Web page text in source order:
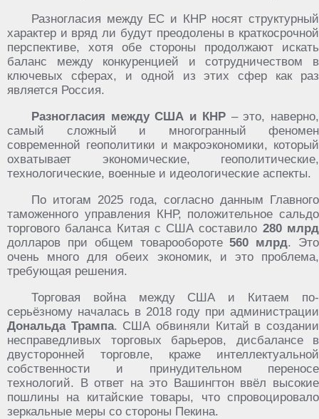
Разногласия между ЕС и КНР носят структурный
характер и вряд ли будут преодолены в краткосрочной
перспективе, хотя обе стороны продолжают искать
баланс между конкуренцией и сотрудничеством в
ключевых сферах, и одной из этих сфер как раз
является Россия.
Разногласия между США и КНР– это, наверно,
самый сложный и многогранный феномен
современной геополитики и макроэкономики, который
охватывает экономические, геополитические,
технологические, военные и идеологические аспекты.
По итогам 2025 года, согласно данным Главного
таможенного управления КНР, положительное сальдо
торгового баланса Китая с США составило 280 млрд
долларов при общем товарообороте560 млрд. Это
очень много для обеих экономик, и это проблема,
требующая решения.
Торговая война между США и Китаем по-
серьёзному началась в 2018 году при администрации
Дональда Трампа. США обвиняли Китай в создании
несправедливых торговых барьеров, дисбалансе в
двусторонней торговле, краже интеллектуальной
собственности и принудительном переносе
технологий. В ответ на это Вашингтон ввёл высокие
пошлины на китайские товары, что спровоцировало
зеркальные меры со стороны Пекина.